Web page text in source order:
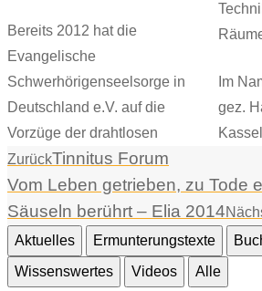
Bereits 2012 hat die
Evangelische
Schwerhörigenseelsorge in
Deutschland e.V. auf die
Vorzüge der drahtlosen
Im
gez.
ZurückTinnitus Forum
Vom Leben getrieben, zu Tode
Säuseln berührt – Elia 2014
Aktuelles
Ermunterungstexte
Wissenswertes
Videos
Alle